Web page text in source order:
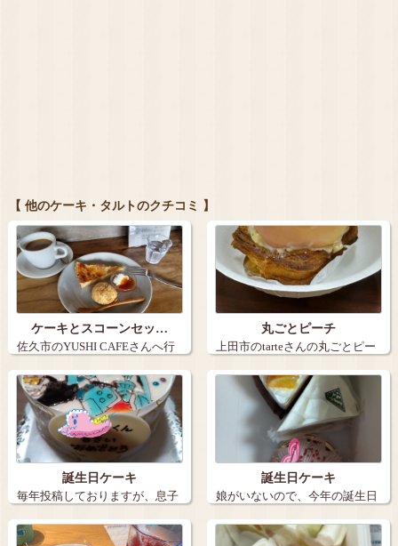
【 他のケーキ・タルトのクチコミ 】
ケーキとスコーンセッ…
佐久市のYUSHI CAFEさんへ行
きま…
丸ごとピーチ
上田市のtarteさんの丸ごとピー
チ。９…
誕生日ケーキ
毎年投稿しておりますが、息子
の誕生日ケー…
誕生日ケーキ
娘がいないので、今年の誕生日
ケーキは３個…